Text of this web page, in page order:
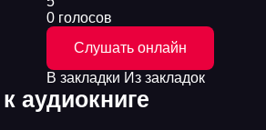
0 голосов
Слушать онлайн
В закладки Из закладок
аудиокниге